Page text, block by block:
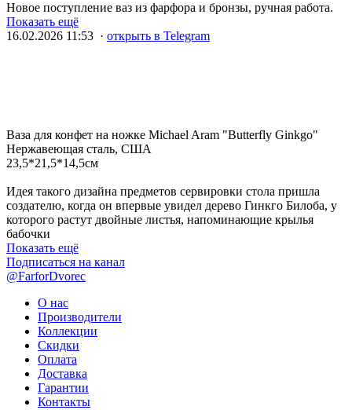
Новое поступление ваз из фарфора и бронзы, ручная работа.
Показать ещё
16.02.2026 11:53 · открыть в Telegram
Ваза для конфет на ножке Michael Aram "Butterfly Ginkgo"
Нержавеющая сталь, США
23,5*21,5*14,5см
Идея такого дизайна предметов сервировки стола пришла
создателю, когда он впервые увидел дерево Гинкго Билоба, у
которого растут двойные листья, напоминающие крылья
бабочки
Показать ещё
Подписаться на канал
@FarforDvorec
О нас
Производители
Коллекции
Скидки
Оплата
Доставка
Гарантии
Контакты